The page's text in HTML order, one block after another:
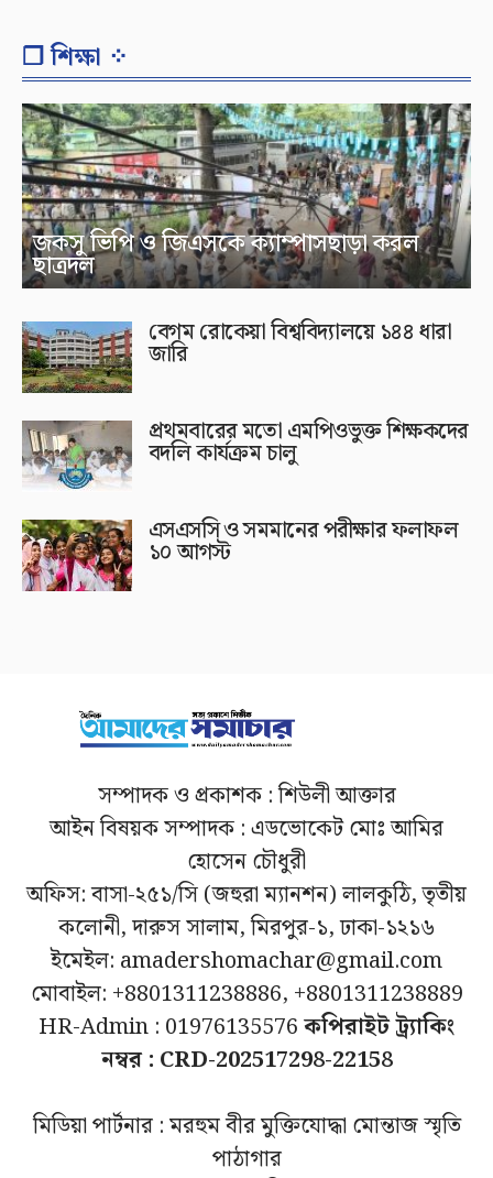
❐ শিক্ষা ⁘
জকসু ভিপি ও জিএসকে ক্যাম্পাসছাড়া করল
ছাত্রদল
বেগম রোকেয়া বিশ্ববিদ্যালয়ে ১৪৪ ধারা
জারি
প্রথমবারের মতো এমপিওভুক্ত শিক্ষকদের
বদলি কার্যক্রম চালু
এসএসসি ও সমমানের পরীক্ষার ফলাফল
১০ আগস্ট
সম্পাদক ও প্রকাশক : শিউলী আক্তার
আইন বিষয়ক সম্পাদক : এডভোকেট মোঃ আমির
হোসেন চৌধুরী
অফিস: বাসা-২৫১/সি (জহুরা ম্যানশন) লালকুঠি, তৃতীয়
কলোনী, দারুস সালাম, মিরপুর-১, ঢাকা-১২১৬
ইমেইল: amadershomachar@gmail.com
মোবাইল: +8801311238886, +8801311238889
HR-Admin : 01976135576কপিরাইট ট্র্যাকিং
নম্বর : CRD-202517298-22158
মিডিয়া পার্টনার : মরহুম বীর মুক্তিযোদ্ধা মোন্তাজ স্মৃতি
পাঠাগার